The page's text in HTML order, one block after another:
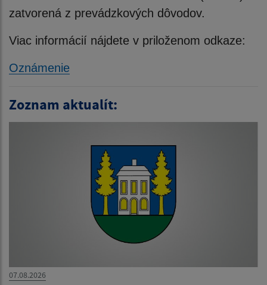
zatvorená z prevádzkových dôvodov.
Viac informácií nájdete v priloženom odkaze:
Oznámenie
Zoznam aktualít:
07.08.2026